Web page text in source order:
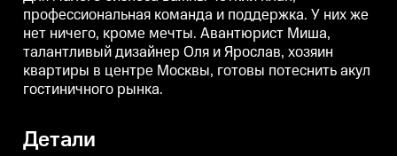
профессиональная команда и поддержка. У них же
нет ничего, кроме мечты. Авантюрист Миша,
талантливый дизайнер Оля и Ярослав, хозяин
квартиры в центре Москвы, готовы потеснить акул
гостиничного рынка.
Детали